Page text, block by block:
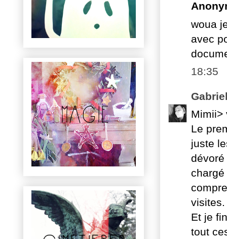
woua
avec
18:35
Mimii>
Le
juste
visites.
Et je
tout